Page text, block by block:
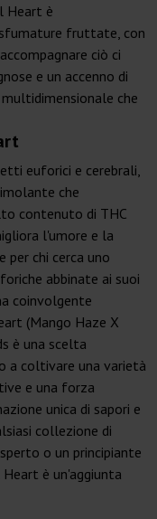
Heart è
fruttate, con
ciò ci
e un accenno di
multidimensionale che
euforici e cerebrali,
che
contenuto di THC
l'umore e la
per chi cerca uno
abbinate ai suoi
coinvolgente
(Mango Haze X
è una scelta
a coltivare una varietà
e una forza
unica di sapori e
collezione di
o un principiante
è un'aggiunta